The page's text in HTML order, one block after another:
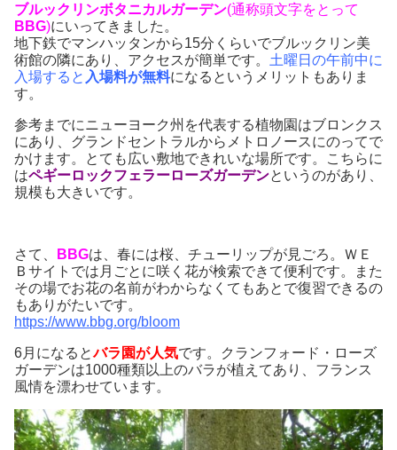
ブルックリンボタニカルガーデン(通称頭文字をとって
BBG)にいってきました。
地下鉄でマンハッタンから15分くらいでブルックリン美
術館の隣にあり、アクセスが簡単です。 土曜日の午前中に
入場すると 入場料が無料になるというメリットもありま
す。
参考までにニューヨーク州を代表する植物園はブロンクス
にあり、グランドセントラルからメトロノースにのってで
かけます。とても広い敷地できれいな場所です。こちらに
はペギーロックフェラーローズガーデンというのがあり、
規模も大きいです。
さて、 BBGは、春には桜、チューリップが見ごろ。ＷＥ
Ｂサイトでは月ごとに咲く花が検索できて便利です。また
その場でお花の名前がわからなくてもあとで復習できるの
もありがたいです。
https://www.bbg.org/bloom
6月になるとバラ園が人気です。クランフォード・ローズ
ガーデンは1000種類以上のバラが植えてあり、フランス
風情を漂わせています。